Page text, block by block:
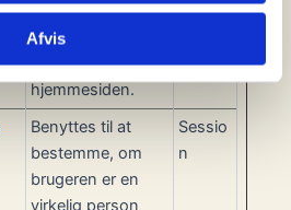
Afvis
skabelsen af
valide rapporter
om brugen af
hjemmesiden.
Benyttes til at
bestemme, om
brugeren er en
virkelig person
Sessio
n